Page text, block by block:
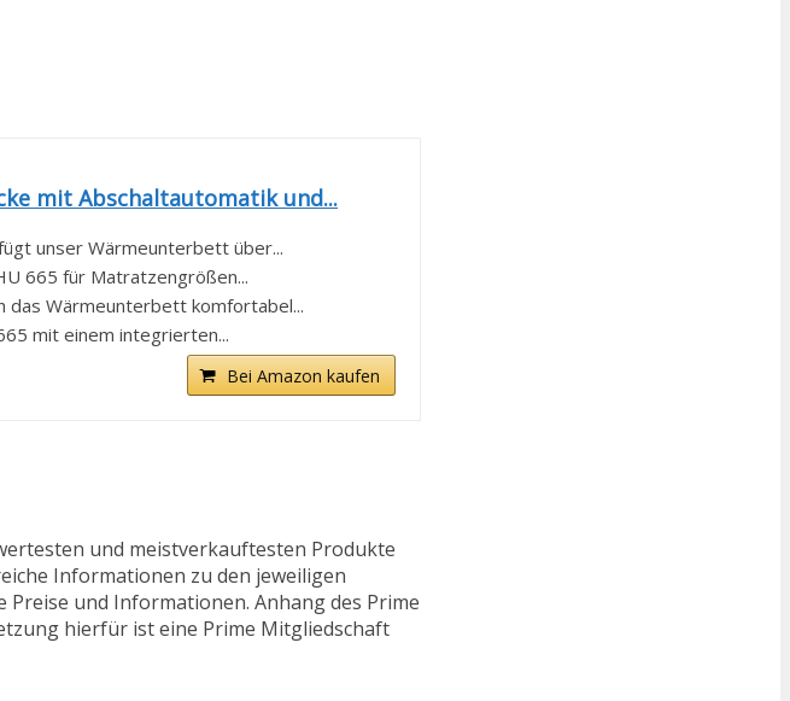
mit Abschaltautomatik und...
unser Wärmeunterbett über...
665 für Matratzengrößen...
das Wärmeunterbett komfortabel...
mit einem integrierten...
Bei Amazon kaufen
und meistverkauftesten Produkte
Informationen zu den jeweiligen
und Informationen. Anhang des Prime
hierfür ist eine Prime Mitgliedschaft